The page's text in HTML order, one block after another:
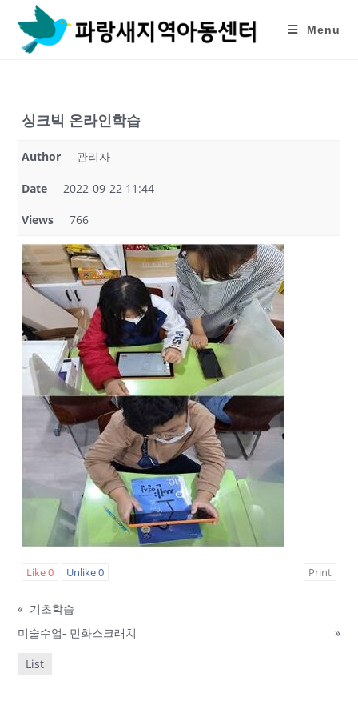
content
Menu
싱크빅 온라인학습
Author 관리자
Date 2022-09-22 11:44
Views 766
Like0 Unlike0 Print
« 기초학습
미술수업- 민화스크래치
»
List